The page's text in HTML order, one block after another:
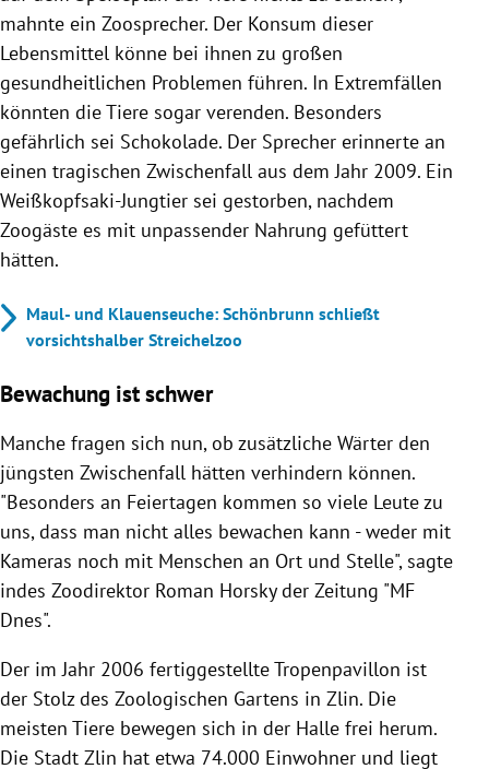
mahnte ein Zoosprecher. Der Konsum dieser
Lebensmittel könne bei ihnen zu großen
gesundheitlichen Problemen führen. In Extremfällen
könnten die Tiere sogar verenden. Besonders
gefährlich sei Schokolade. Der Sprecher erinnerte an
einen tragischen Zwischenfall aus dem Jahr 2009. Ein
Weißkopfsaki-Jungtier sei gestorben, nachdem
Zoogäste es mit unpassender Nahrung gefüttert
hätten.
Maul- und Klauenseuche: Schönbrunn schließt
vorsichtshalber Streichelzoo
Bewachung ist schwer
Manche fragen sich nun, ob zusätzliche Wärter den
jüngsten Zwischenfall hätten verhindern können.
"Besonders an Feiertagen kommen so viele Leute zu
uns, dass man nicht alles bewachen kann - weder mit
Kameras noch mit Menschen an Ort und Stelle", sagte
indes Zoodirektor Roman Horsky der Zeitung "MF
Dnes".
Der im Jahr 2006 fertiggestellte Tropenpavillon ist
der Stolz des Zoologischen Gartens in Zlin. Die
meisten Tiere bewegen sich in der Halle frei herum.
Die Stadt Zlin hat etwa 74.000 Einwohner und liegt